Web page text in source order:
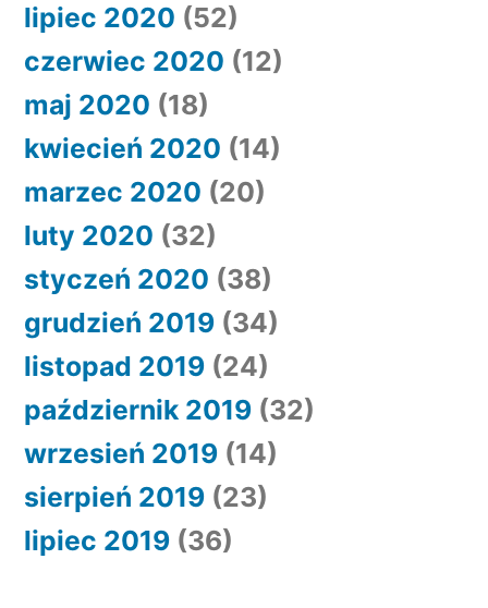
lipiec 2020 (52)
czerwiec 2020 (12)
maj 2020 (18)
kwiecień 2020 (14)
marzec 2020 (20)
luty 2020 (32)
styczeń 2020 (38)
grudzień 2019 (34)
listopad 2019 (24)
październik 2019 (32)
wrzesień 2019 (14)
sierpień 2019 (23)
lipiec 2019 (36)